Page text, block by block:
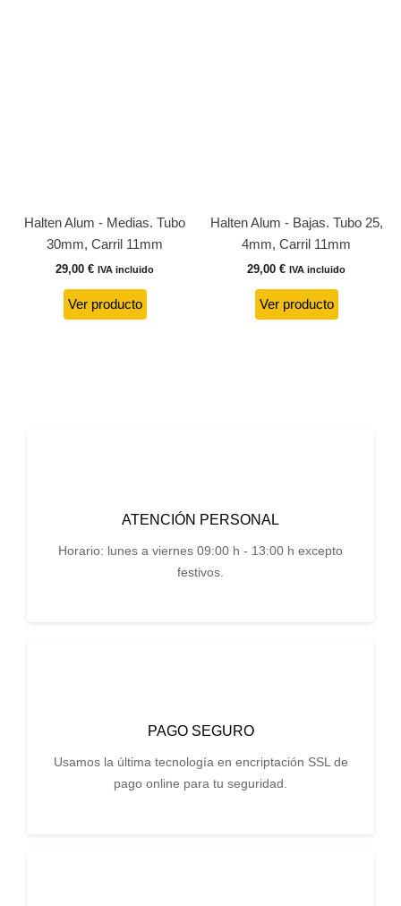
Halten Alum - Medias. Tubo
30mm, Carril 11mm
29,00 € IVA incluido
Ver producto
Halten Alum - Bajas. Tubo 25,
4mm, Carril 11mm
29,00 € IVA incluido
Ver producto
ATENCIÓN PERSONAL
Horario: lunes a viernes 09:00 h - 13:00 h excepto
festivos.
PAGO SEGURO
Usamos la última tecnología en encriptación SSL de
pago online para tu seguridad.